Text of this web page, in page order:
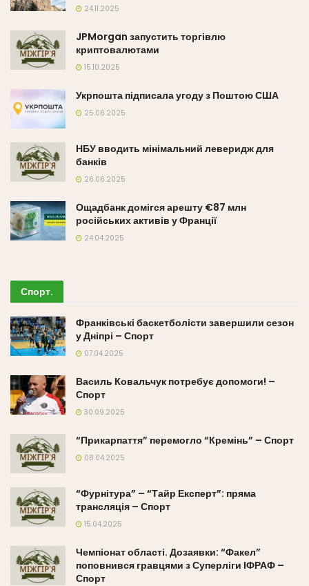
24.11.2025
JPMorgan запустить торгівлю
криптовалютами
15.10.2025
Укрпошта підписала угоду з Поштою США
25.06.2025
НБУ вводить мінімальний леверидж для
банків
26.06.2025
Ощадбанк домігся арешту €87 млн
російських активів у Франції
24.04.2025
Спорт.
Франківські баскетболісти завершили сезон
у Дніпрі – Спорт
07.04.2025
Василь Ковальчук потребує допомоги! –
Спорт
30.09.2025
“Прикарпаття” перемогло “Кремінь” – Спорт
08.04.2025
“Фурнітура” – “Тайр Експерт”: пряма
трансляція – Спорт
15.04.2025
Чемпіонат області. Дозаявки: “Факел”
поповнився гравцями з Суперліги ІФРАФ –
Спорт